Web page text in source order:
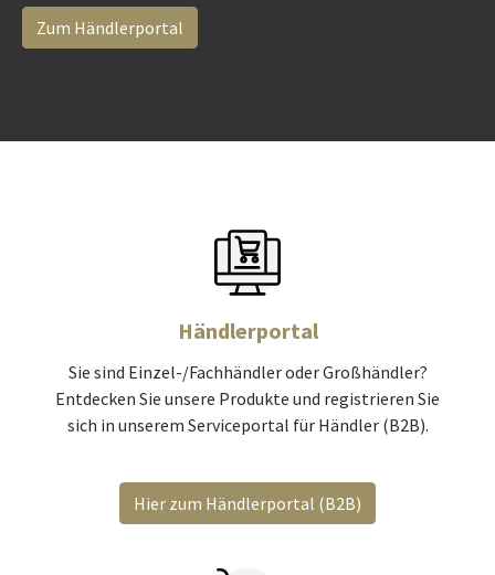
Zum Händlerportal
Händlerportal
Sie sind Einzel-/Fachhändler oder Großhändler?
Entdecken Sie unsere Produkte und registrieren Sie
sich in unserem Serviceportal für Händler (B2B).
Hier zum Händlerportal (B2B)